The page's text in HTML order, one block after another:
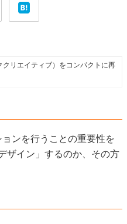
リエイティブ）をコンパクトに再
ンを行うことの重要性を
ザイン」するのか、その方